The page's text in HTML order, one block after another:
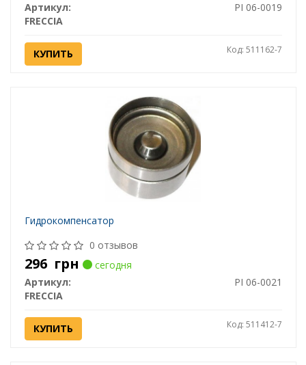
Артикул:
PI 06-0019
FRECCIA
КУПИТЬ Код: 511162-7
Гидрокомпенсатор
0 отзывов
296 грн
сегодня
Артикул:
PI 06-0021
FRECCIA
КУПИТЬ Код: 511412-7